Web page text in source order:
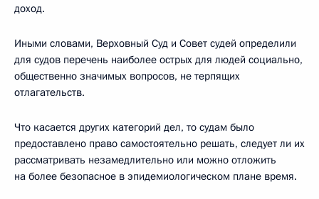
доход.
Иными словами, Верховный Суд и Совет судей определили
для судов перечень наиболее острых для людей социально,
общественно значимых вопросов, не терпящих
отлагательств.
Что касается других категорий дел, то судам было
предоставлено право самостоятельно решать, следует ли их
рассматривать незамедлительно или можно отложить
на более безопасное в эпидемиологическом плане время.